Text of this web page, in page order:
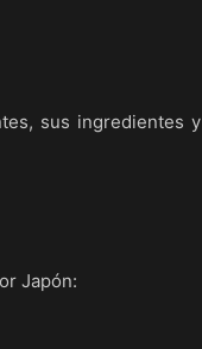
sus ingredientes y
Japón: